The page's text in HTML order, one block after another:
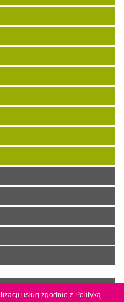
usług zgodnie z Polityką
usług zgodnie z Polityką
i wykonanieAgencja